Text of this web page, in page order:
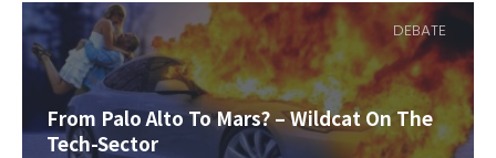
From Palo Alto To Mars? – Wildcat On The
Tech-Sector
DEBATE